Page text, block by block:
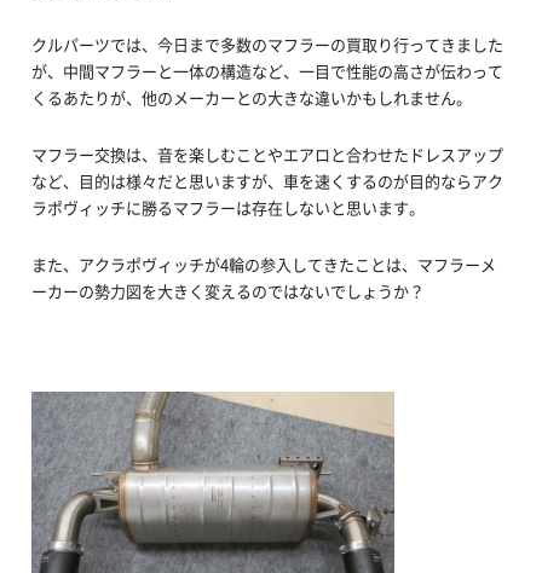
クルパーツでは、今日まで多数のマフラーの買取り行ってきました
が、中間マフラーと一体の構造など、一目で性能の高さが伝わって
くるあたりが、他のメーカーとの大きな違いかもしれません。
マフラー交換は、音を楽しむことやエアロと合わせたドレスアップ
など、目的は様々だと思いますが、車を速くするのが目的ならアク
ラポヴィッチに勝るマフラーは存在しないと思います。
また、アクラポヴィッチが4輪の参入してきたことは、マフラーメ
ーカーの勢力図を大きく変えるのではないでしょうか？